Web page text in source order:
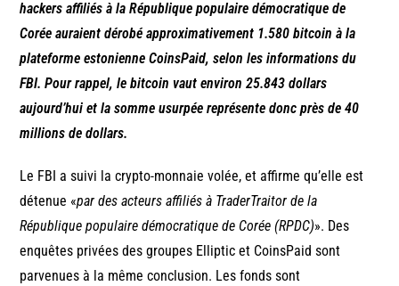
hackers affiliés à la République populaire démocratique de
Corée auraient dérobé approximativement 1.580 bitcoin à la
plateforme estonienne CoinsPaid, selon les informations du
FBI. Pour rappel, le bitcoin vaut environ 25.843 dollars
aujourd’hui et la somme usurpée représente donc près de 40
millions de dollars.
Le FBI a suivi la crypto-monnaie volée, et affirme qu’elle est
détenue «par des acteurs affiliés à TraderTraitor de la
République populaire démocratique de Corée (RPDC)». Des
enquêtes privées des groupes Elliptic et CoinsPaid sont
parvenues à la même conclusion. Les fonds sont